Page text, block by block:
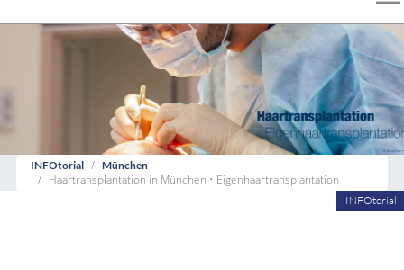
INFOtorial München
Haartransplantation in München • Eigenhaartransplantation
INFOtorial